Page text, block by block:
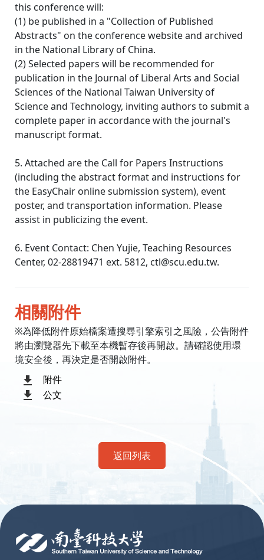
this conference will:
(1) be published in a "Collection of Published
Abstracts" on the conference website and archived
in the National Library of China.
(2) Selected papers will be recommended for
publication in the Journal of Liberal Arts and Social
Sciences of the National Taiwan University of
Science and Technology, inviting authors to submit a
complete paper in accordance with the journal's
manuscript format.
5. Attached are the Call for Papers Instructions
(including the abstract format and instructions for
the EasyChair online submission system), event
poster, and transportation information. Please
assist in publicizing the event.
6. Event Contact: Chen Yujie, Teaching Resources
Center, 02-28819471 ext. 5812, ctl@scu.edu.tw.
相關附件
※為降低附件原始檔案遭搜尋引擎索引之風險，公告附件
將由瀏覽器先下載至本機暫存後再開啟。請確認使用環
境安全後，再決定是否開啟附件。
附件
公文
返回列表